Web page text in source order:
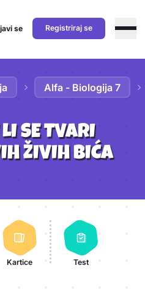
se Registriraj se
Alfa - Biologija 7
SE TVARI
ŽIVIH BIĆA
Kartice Test